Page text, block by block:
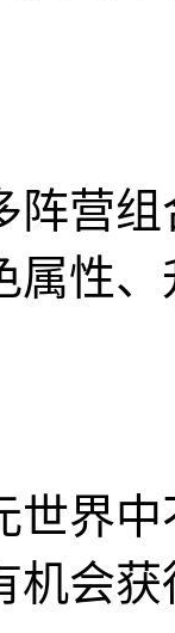
阵营
属性
世界
机会